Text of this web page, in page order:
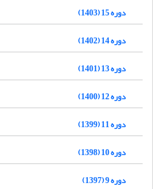
دوره 15 (1403)
دوره 14 (1402)
دوره 13 (1401)
دوره 12 (1400)
دوره 11 (1399)
دوره 10 (1398)
دوره 9 (1397)